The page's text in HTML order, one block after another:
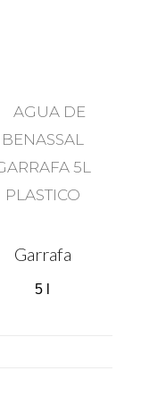
Garrafa
5 l